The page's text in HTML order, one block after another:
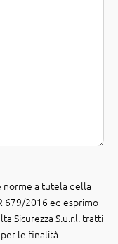
norme a tutela della
679/2016 ed esprimo
Sicurezza S.u.r.l. tratti
le finalità